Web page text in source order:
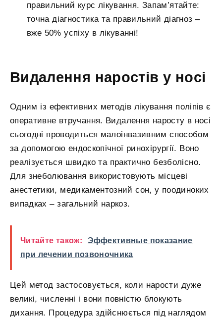
правильний курс лікування. Запам’ятайте:
точна діагностика та правильний діагноз –
вже 50% успіху в лікуванні!
Видалення наростів у носі
Одним із ефективних методів лікування поліпів є
оперативне втручання. Видалення наросту в носі
сьогодні проводиться малоінвазивним способом
за допомогою ендоскопічної ринохірургії. Воно
реалізується швидко та практично безболісно.
Для знеболювання використовують місцеві
анестетики, медикаментозний сон, у поодиноких
випадках – загальний наркоз.
Читайте також:
Эффективные показание
при лечении позвоночника
Цей метод застосовується, коли нарости дуже
великі, численні і вони повністю блокують
дихання. Процедура здійснюється під наглядом